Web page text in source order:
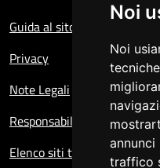
Noi
Noi
annunci
traffico
Guida al sito
Privacy
Note Legali
Responsabile del sito
Elenco siti tematici